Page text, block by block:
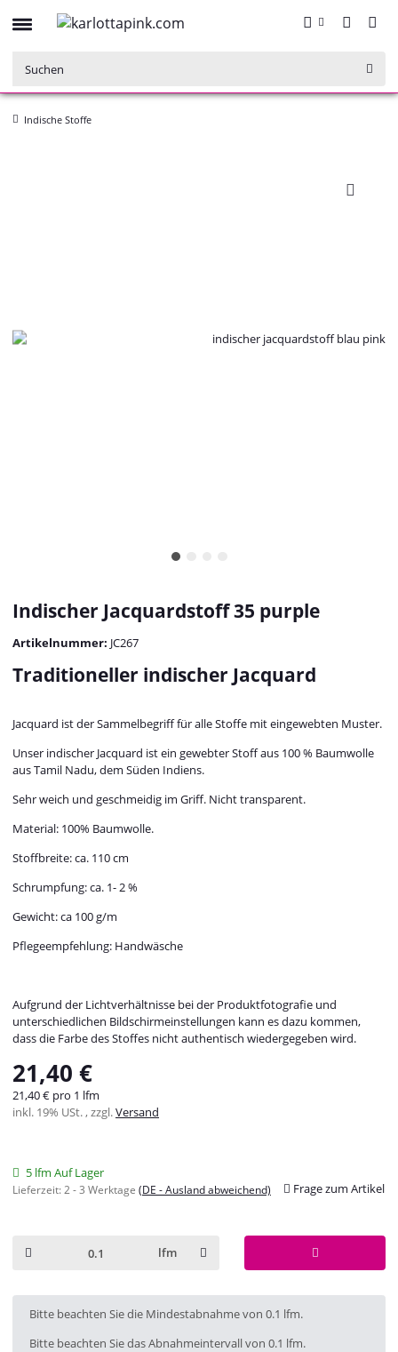
Indische Stoffe
Indischer Jacquardstoff 35 purple
Artikelnummer: JC267
Traditioneller indischer Jacquard
Jacquard ist der Sammelbegriff für alle Stoffe mit eingewebten Muster.
Unser indischer Jacquard ist ein gewebter Stoff aus 100 % Baumwolle
aus Tamil Nadu, dem Süden Indiens.
Sehr weich und geschmeidig im Griff. Nicht transparent.
Material: 100% Baumwolle.
Stoffbreite: ca. 110 cm
Schrumpfung: ca. 1- 2 %
Gewicht: ca 100 g/m
Pflegeempfehlung: Handwäsche
Aufgrund der Lichtverhältnisse bei der Produktfotografie und
unterschiedlichen Bildschirmeinstellungen kann es dazu kommen,
dass die Farbe des Stoffes nicht authentisch wiedergegeben wird.
21,40 €
21,40 € pro 1 lfm
inkl. 19% USt. , zzgl.Versand
5 lfm Auf Lager
Lieferzeit:2 - 3 Werktage (DE - Ausland abweichend) Frage zum Artikel
lfm
x
Bitte beachten Sie die Mindestabnahme von 0.1 lfm.
Bitte beachten Sie das Abnahmeintervall von 0.1 lfm.